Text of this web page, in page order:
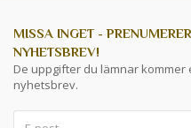
MISSA INGET -
NYHETSBREV!
De uppgifter du lämnar
nyhetsbrev.